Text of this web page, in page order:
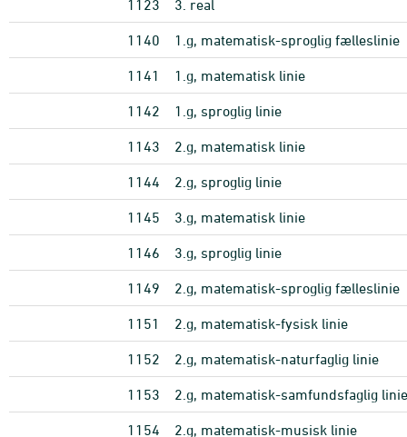
1123 3. real
1140 1.g, matematisk-sproglig fælleslinie
1141 1.g, matematisk linie
1142 1.g, sproglig linie
1143 2.g, matematisk linie
1144 2.g, sproglig linie
1145 3.g, matematisk linie
1146 3.g, sproglig linie
1149 2.g, matematisk-sproglig fælleslinie
1151 2.g, matematisk-fysisk linie
1152 2.g, matematisk-naturfaglig linie
1153 2.g, matematisk-samfundsfaglig linie
1154 2.g, matematisk-musisk linie